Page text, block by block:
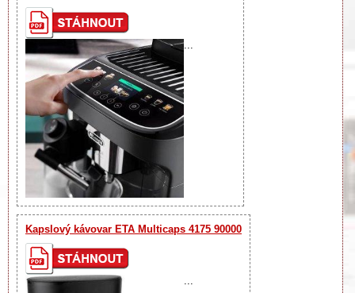
Kapslový kávovar ETA Multicaps 4175 90000